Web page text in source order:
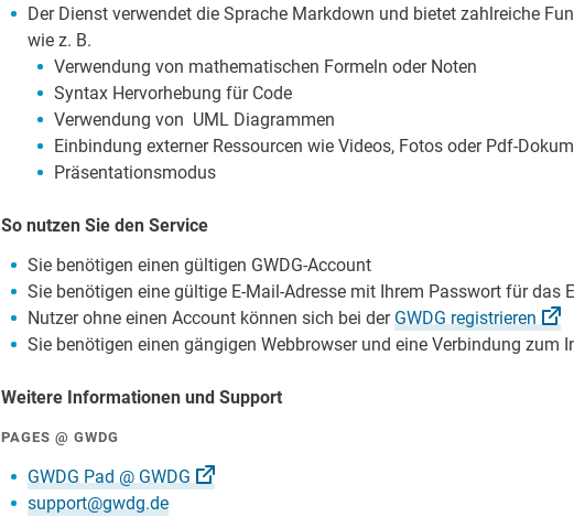
Der Dienst verwendet die Sprache Markdown und bietet zahlreiche
wie z. B.
Verwendung von mathematischen Formeln oder Noten
Syntax Hervorhebung für Code
Verwendung von UML Diagrammen
Einbindung externer Ressourcen wie Videos, Fotos oder Pdf-
Präsentationsmodus
So nutzen Sie den Service
Sie benötigen einen gültigen GWDG-Account
Sie benötigen eine gültige E-Mail-Adresse mit Ihrem Passwort für das
Nutzer ohne einen Account können sich bei der GWDG registrieren
Sie benötigen einen gängigen Webbrowser und eine Verbindung zum
Weitere Informationen und Support
PAGES @ GWDG
GWDG Pad @ GWDG
support@gwdg.de